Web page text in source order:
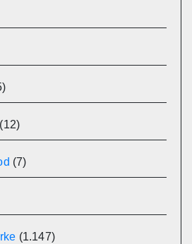
(12)
(7)
(1.147)